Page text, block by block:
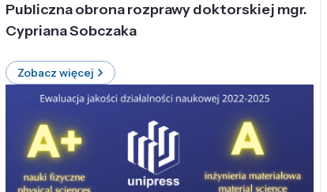
Publiczna obrona rozprawy doktorskiej mgr.
Cypriana Sobczaka
Zobacz więcej